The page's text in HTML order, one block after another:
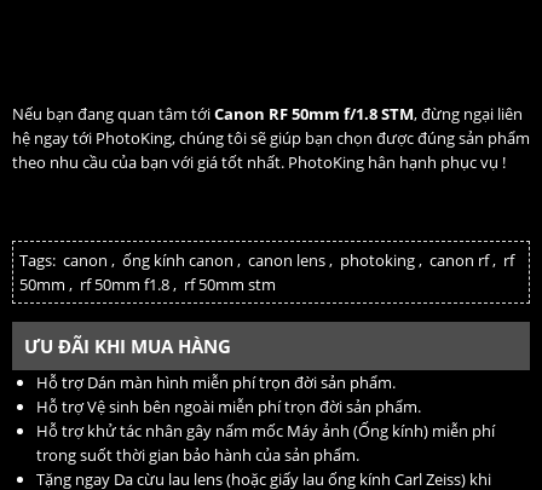
Nếu bạn đang quan tâm tớiCanon RF 50mm f/1.8 STM, đừng ngại liên
hệ ngay tới PhotoKing, chúng tôi sẽ giúp bạn chọn được đúng sản phẩm
theo nhu cầu của bạn với giá tốt nhất. PhotoKing hân hạnh phục vụ !
Tags: canon , ống kính canon , canon lens, photoking, canon rf, rf
50mm , rf 50mm f1.8, rf 50mm stm
ƯU ĐÃI KHI MUA HÀNG
Hỗ trợ Dán màn hình miễn phí trọn đời sản phẩm.
Hỗ trợ Vệ sinh bên ngoài miễn phí trọn đời sản phẩm.
Hỗ trợ khử tác nhân gây nấm mốc Máy ảnh (Ống kính) miễn phí
trong suốt thời gian bảo hành của sản phẩm.
Tặng ngay Da cừu lau lens (hoặc giấy lau ống kính Carl Zeiss) khi